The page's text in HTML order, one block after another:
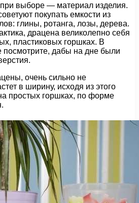
выборе — материал изделия.
покупать емкости из
глины, ротанга, лозы, дерева.
драцена великолепно себя
пластиковых горшках. В
посмотрите, дабы на дне были
очень сильно не
в ширину, исходя из этого
простых горшках, по форме